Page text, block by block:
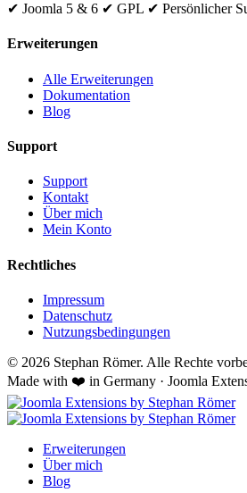
✔ Joomla 5 & 6 ✔ GPL ✔ Persönlicher
Erweiterungen
Alle Erweiterungen
Dokumentation
Blog
Support
Support
Kontakt
Über mich
Mein Konto
Rechtliches
Impressum
Datenschutz
Nutzungsbedingungen
© 2026 Stephan Römer. Alle Rechte
Made with ❤️ in Germany · Joomla
Erweiterungen
Über mich
Blog